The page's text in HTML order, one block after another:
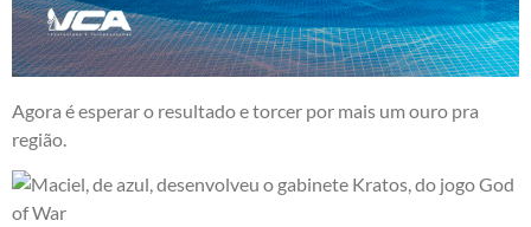
Agora é esperar o resultado e torcer por mais um ouro pra
região.